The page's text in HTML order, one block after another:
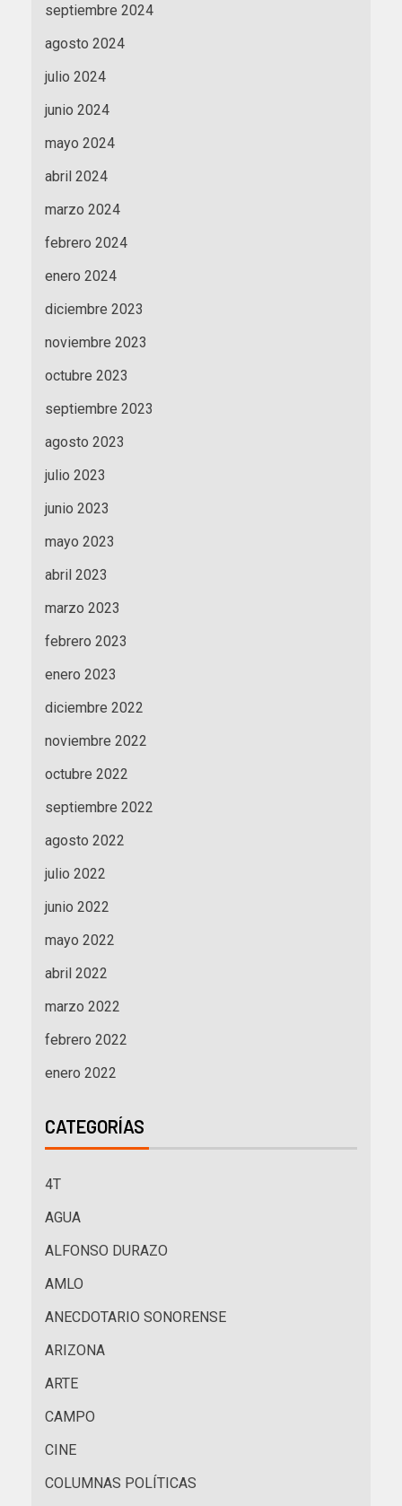
septiembre 2024
agosto 2024
julio 2024
junio 2024
mayo 2024
abril 2024
marzo 2024
febrero 2024
enero 2024
diciembre 2023
noviembre 2023
octubre 2023
septiembre 2023
agosto 2023
julio 2023
junio 2023
mayo 2023
abril 2023
marzo 2023
febrero 2023
enero 2023
diciembre 2022
noviembre 2022
octubre 2022
septiembre 2022
agosto 2022
julio 2022
junio 2022
mayo 2022
abril 2022
marzo 2022
febrero 2022
enero 2022
CATEGORÍAS
4T
AGUA
ALFONSO DURAZO
AMLO
ANECDOTARIO SONORENSE
ARIZONA
ARTE
CAMPO
CINE
COLUMNAS POLÍTICAS